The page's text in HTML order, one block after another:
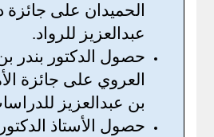
الحميدان على جائزة
عبدالعزيز للرواد.
حصول الدكتور بندر
العروي على جائزة
بن عبدالعزيز
حصول الأستاذ